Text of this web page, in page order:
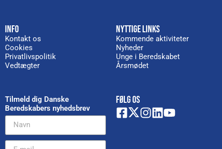
INFO
Kontakt os
Cookies
Privatlivspolitik
Vedtægter
NYTTIGE LINKS
Kommende aktiviteter
Nyheder
Unge i Beredskabet
Årsmødet
Tilmeld dig Danske
Beredskabers nyhedsbrev
FØLG OS